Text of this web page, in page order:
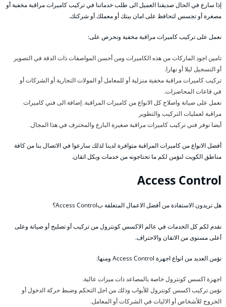
إذا سارع في الحال صديقنا العميل الى طلب خدماتنا في تركيب كاميرات مراقبة مخفية أو
مصغرة أو تجسس لتحافظ على امان بيتك أو معملك أو شركتك.
نعمل على تركيب كاميرات مراقبة مخفية ونحرص على:
تامين اجود الماركات من هذه الكاميرات ومن أحسن المواصفات ذات الدقة في التصوير
أو التسجيل ليلا أو نهارا.
تركيب كاميرات مراقبة مخفية منزلية أو للمعامل أو المولات التجارية أو الشركات أو
في قاعات المحاضرات.
نعمل على صيانة واصلاح كل الانواع من كاميرات المراقبة. إضافة الى فني كاميرات
مراقبة لعمليات التركيب والتطوير
أيضا نوفر فني تركيب كاميرات مراقبة صغيرة البارع والمحترف في هذا المجال.
أفضل الانواع من كاميرات المراقبة متوافرة لدينا لذلك سارعوا في الاتصال بنا من كافة
مناطق الكويت لنؤمن لكم ما تحتاجونه من خدمات وبكل اتقان.
Access Control
هل تريدون الاستفادة من أفضل الاعمال المتعلقة بAccess Control؟
نقدم لكم كل الخدمات في عالم الاكسس كونترول من تركيب أو تصليح أو صيانة وعلى
أعلى مستوى من الاتقان والاحتراف.
نؤمن العديد من انواع اجهزة Access Control ومنها:
اجهزة اكسس كونترول خاصة بالمصاعد ذات ميزات عالية.
نؤمن تركيب اكسس كونترول للأبواب وذلك من اجل التحكم وضبط حركة الدخول أو
الخروج للأشخاص أو الاليات في الشركات أو المعامل.